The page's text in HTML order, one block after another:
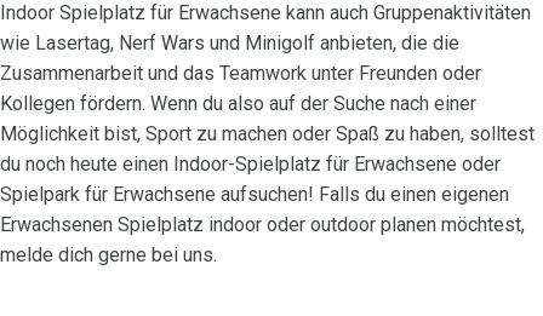
Indoor Spielplatz für Erwachsene kann auch Gruppenaktivitäten
wie Lasertag, Nerf Wars und Minigolf anbieten, die die
Zusammenarbeit und das Teamwork unter Freunden oder
Kollegen fördern. Wenn du also auf der Suche nach einer
Möglichkeit bist, Sport zu machen oder Spaß zu haben, solltest
du noch heute einen Indoor-Spielplatz für Erwachsene oder
Spielpark für Erwachsene aufsuchen! Falls du einen eigenen
Erwachsenen Spielplatz indoor oder outdoor planen möchtest,
melde dich gerne bei uns.